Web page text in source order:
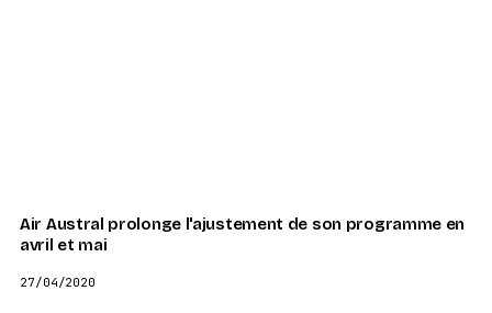
Air Austral prolonge l'ajustement de son programme en
avril et mai
27/04/2020